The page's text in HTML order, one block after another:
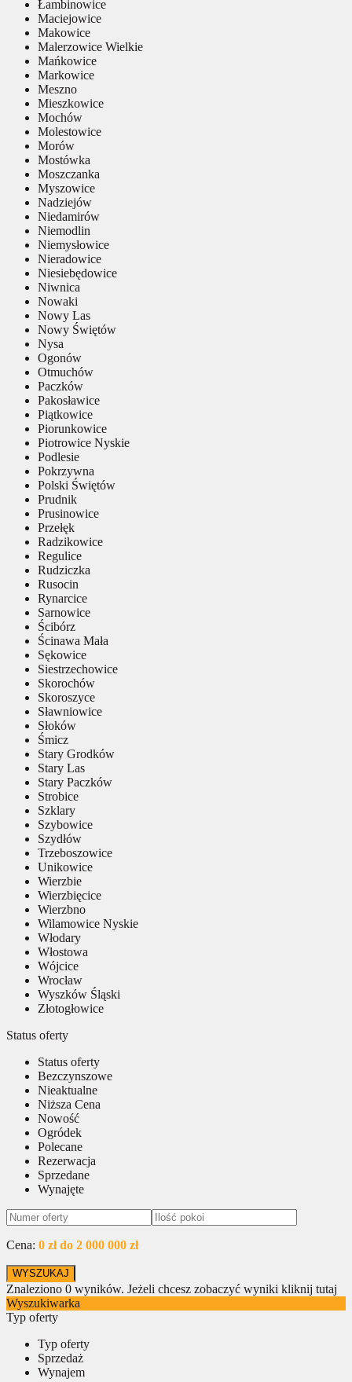
Łambinowice
Maciejowice
Makowice
Malerzowice Wielkie
Mańkowice
Markowice
Meszno
Mieszkowice
Mochów
Molestowice
Morów
Mostówka
Moszczanka
Myszowice
Nadziejów
Niedamirów
Niemodlin
Niemysłowice
Nieradowice
Niesiebędowice
Niwnica
Nowaki
Nowy Las
Nowy Świętów
Nysa
Ogonów
Otmuchów
Paczków
Pakosławice
Piątkowice
Piorunkowice
Piotrowice Nyskie
Podlesie
Pokrzywna
Polski Świętów
Prudnik
Prusinowice
Przełęk
Radzikowice
Regulice
Rudziczka
Rusocin
Rynarcice
Sarnowice
Ścibórz
Ścinawa Mała
Sękowice
Siestrzechowice
Skorochów
Skoroszyce
Sławniowice
Słoków
Śmicz
Stary Grodków
Stary Las
Stary Paczków
Strobice
Szklary
Szybowice
Szydłów
Trzeboszowice
Unikowice
Wierzbie
Wierzbięcice
Wierzbno
Wilamowice Nyskie
Włodary
Włostowa
Wójcice
Wrocław
Wyszków Śląski
Złotogłowice
Status oferty
Status oferty
Bezczynszowe
Nieaktualne
Niższa Cena
Nowość
Ogródek
Polecane
Rezerwacja
Sprzedane
Wynajęte
Cena: 0 zł do 2 000 000 zł
Znaleziono 0 wyników. Jeżeli chcesz zobaczyć wyniki kliknij tutaj
Wyszukiwarka
Typ oferty
Typ oferty
Sprzedaż
Wynajem